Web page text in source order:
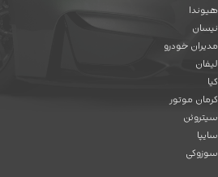
هیوندا
نیسان
مدیران خودرو
لیفان
کیا
کرمان موتور
سیتروئن
سایپا
سوزوکی